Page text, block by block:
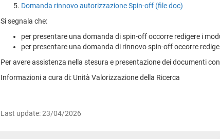
Domanda rinnovo autorizzazione Spin-off (file doc)
Si segnala che:
per presentare una domanda di spin-off occorre redigere i
per presentare una domanda di rinnovo spin-off occorre
Per avere assistenza nella stesura e presentazione dei documenti
Informazioni a cura di: Unità Valorizzazione della Ricerca
Last update: 23/04/2026